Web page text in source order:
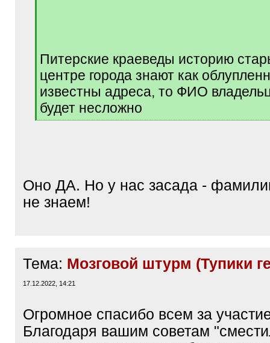
Питерские краеведы историю
центре города знают как
известны адреса, то ФИО
будет несложно
[
Оно ДА. Но у нас засада -
не знаем!
Тема: Мозговой штурм (Тупики
17.12.2022, 14:21
Огромное спасибо всем за
Благодаря вашим советам